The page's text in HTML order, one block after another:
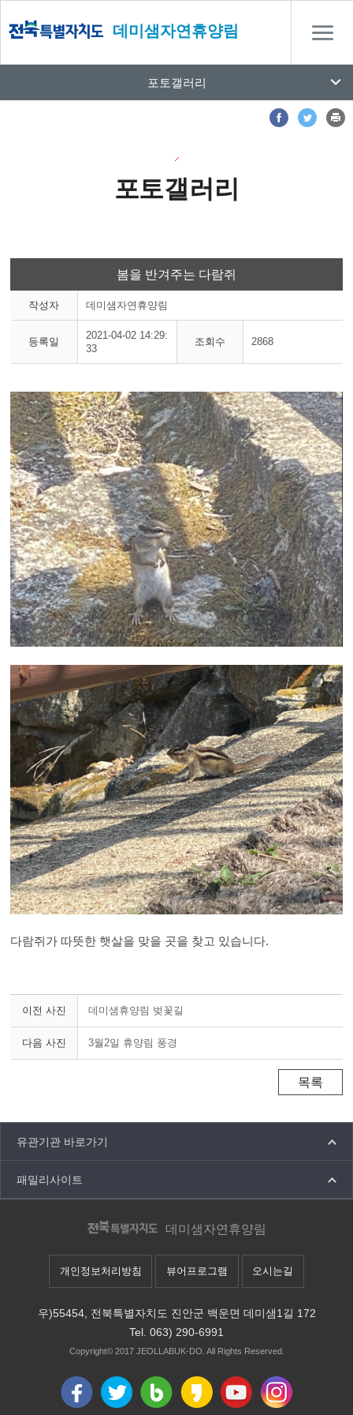
데미샘자연휴양림
포토갤러리
포토갤러리
봄을 반겨주는 다람쥐
작성자 데미샘자연휴양림
등록일
2021-04-02 14:29:
33
조회수 2868
다람쥐가 따뜻한 햇살을 맞을 곳을 찾고 있습니다.
이전 사진 데미샘휴양림 벚꽃길
다음 사진 3월2일 휴양림 풍경
목록
유관기관 바로가기
패밀리사이트
데미샘자연휴양림
개인정보처리방침 뷰어프로그램 오시는길
우)55454, 전북특별자치도 진안군 백운면 데미샘1길 172
Tel. 063) 290-6991
Copyright© 2017 JEOLLABUK-DO. All Rights Reserved.